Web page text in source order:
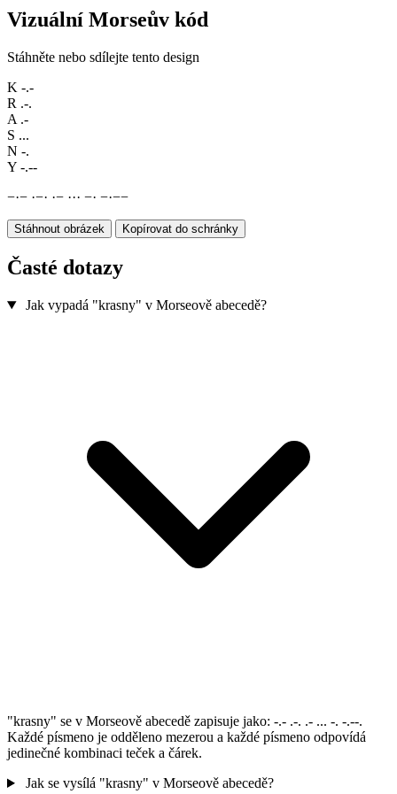
Vizuální Morseův kód
Stáhněte nebo sdílejte tento design
K -.-
R .-.
A .-
S ...
N -.
Y -.--
−·− ·−· ·− ··· −· −·−−
Stáhnout obrázek Kopírovat do schránky
Časté dotazy
Jak vypadá "krasny" v Morseově abecedě?
"krasny" se v Morseově abecedě zapisuje jako: -.- .-. .- ... -. -.--.
Každé písmeno je odděleno mezerou a každé písmeno odpovídá
jedinečné kombinaci teček a čárek.
Jak se vysílá "krasny" v Morseově abecedě?